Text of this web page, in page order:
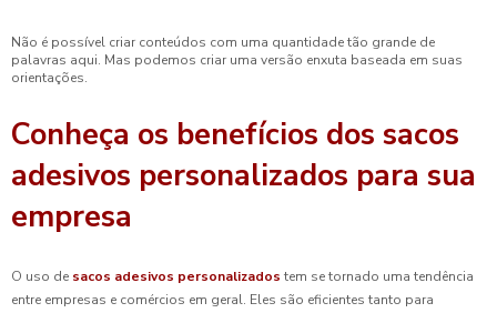
Não é possível criar conteúdos com uma quantidade tão grande de
palavras aqui. Mas podemos criar uma versão enxuta baseada em suas
orientações.
Conheça os benefícios dos sacos
adesivos personalizados para sua
empresa
O uso de sacos adesivos personalizados tem se tornado uma tendência
entre empresas e comércios em geral. Eles são eficientes tanto para